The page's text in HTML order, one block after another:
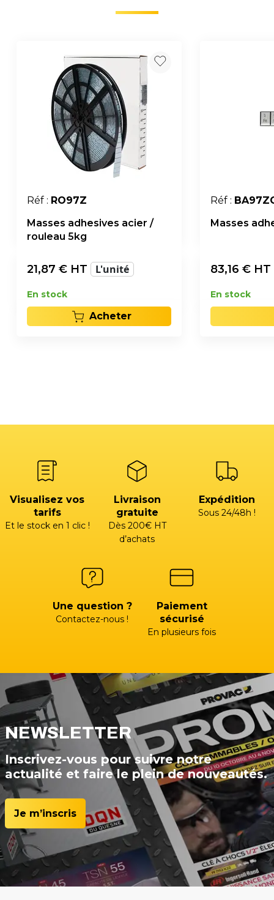
Réf : RO97Z
Masses adhesives acier /
rouleau 5kg
21,87 € HT L'unité
En stock
Acheter
Réf :
Masses
83,16 € HT
En stock
Visualisez vos
tarifs
Et le stock en 1 clic !
Livraison
gratuite
Dès 200€ HT
d’achats
Expédition
Sous 24/48h !
Une question ?
Contactez-nous !
Paiement
sécurisé
En plusieurs fois
NEWSLETTER
Inscrivez-vous pour suivre notre
actualité et faire le plein de nouveautés.
Je m’inscris